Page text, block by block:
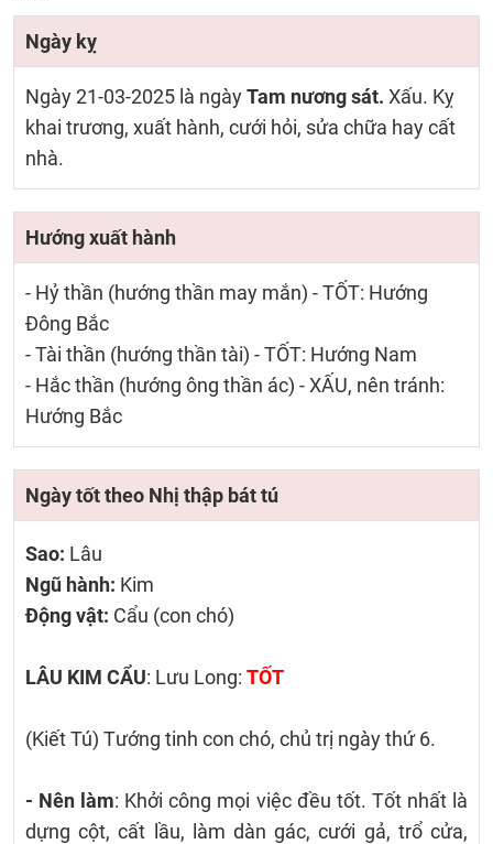
Ngày kỵ
Ngày 21-03-2025 là ngàyTam nương sát. Xấu. Kỵ
khai trương, xuất hành, cưới hỏi, sửa chữa hay cất
nhà.
Hướng xuất hành
- Hỷ thần (hướng thần may mắn) - TỐT: Hướng
Đông Bắc
- Tài thần (hướng thần tài) - TỐT: Hướng Nam
- Hắc thần (hướng ông thần ác) - XẤU, nên tránh:
Hướng Bắc
Ngày tốt theo Nhị thập bát tú
Sao: Lâu
Ngũ hành: Kim
Động vật: Cẩu (con chó)
LÂU KIM CẨU: Lưu Long: TỐT
(Kiết Tú) Tướng tinh con chó, chủ trị ngày thứ 6.
- Nên làm: Khởi công mọi việc đều tốt. Tốt nhất là
dựng cột, cất lầu, làm dàn gác, cưới gả, trổ cửa,